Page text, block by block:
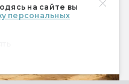
на сайте вы
персональных